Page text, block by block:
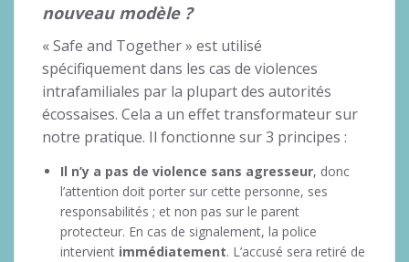
nouveau modèle ?
« Safe and Together » est utilisé
spécifiquement dans les cas de violences
intrafamiliales par la plupart des autorités
écossaises. Cela a un effet transformateur sur
notre pratique. Il fonctionne sur 3 principes :
Il n’y a pas de violence sans agresseur, donc
l’attention doit porter sur cette personne, ses
responsabilités ; et non pas sur le parent
protecteur. En cas de signalement, la police
intervient immédiatement. L’accusé sera retiré de